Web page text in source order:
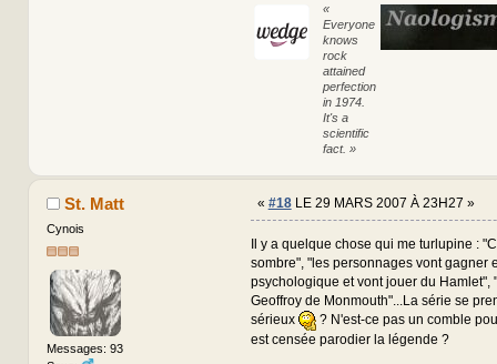
«
Everyone
knows
rock
attained
perfection
in 1974.
It's a
scientific
fact. »
St. Matt
Cynois
Messages: 93
« #18LE 29 MARS 2007 À 23H27 »
Il y a quelque chose qui me turlupine :
sombre", "les personnages vont gagner
psychologique et vont jouer du Hamlet",
Geoffroy de Monmouth"...La série se
sérieux
? N'est-ce pas un comble
est censée parodier la légende ?